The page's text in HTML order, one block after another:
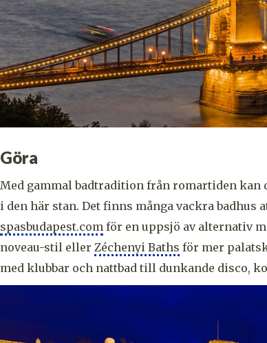
Göra
Med gammal badtradition från romartiden kan
i den här stan. Det finns många vackra badhus
spasbudapest.com för en uppsjö av alternativ
noveau-stil eller Zéchenyi Baths för mer
med klubbar och nattbad till dunkande disco,